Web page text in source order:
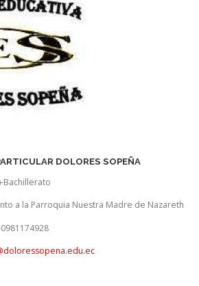
DOLORES SOPEÑA
Bachillerato
a la Parroquia Nuestra Madre de Nazareth